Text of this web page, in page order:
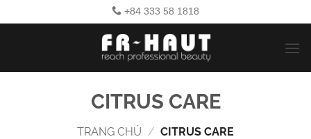
qua
+84 333 58 1818
CITRUS CARE
TRANG CHỦ / CITRUS CARE